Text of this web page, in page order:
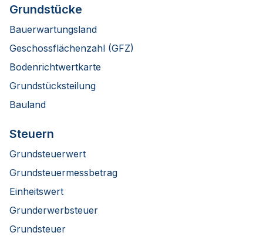
Grundstücke
Bauerwartungsland
Geschossflächenzahl (GFZ)
Bodenrichtwertkarte
Grundstücksteilung
Bauland
Steuern
Grundsteuerwert
Grundsteuermessbetrag
Einheitswert
Grunderwerbsteuer
Grundsteuer